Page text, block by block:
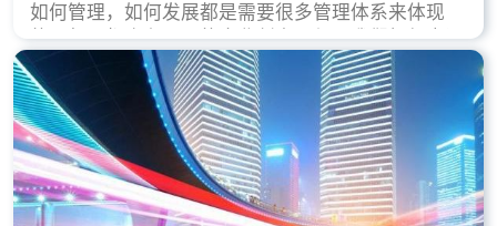
如何管理，如何发展都是需要很多管理体系来体现
的，每天都会有不同的企业创立，但是我们如何去证
实一个企业的合法，有质量保证了？这就是ISO9001
认证体现价值的时候，那么键锋小编就来细说下企业
做ISO9001认证的根本原因。